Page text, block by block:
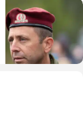
בארץ